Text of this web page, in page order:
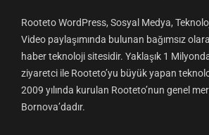
Rooteto WordPress, Sosyal Medya,
Video paylaşımında bulunan bağımsız
haber teknoloji sitesidir. Yaklaşık 1
ziyaretci ile Rooteto’yu büyük yapan
2009 yılında kurulan Rooteto’nun genel
Bornova’dadır.